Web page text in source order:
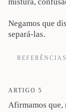
Negamos que
separá-las.
sangue que to
2:9; 1Tm 3:16; 1Pe
ARTIGO 5
Afirmamos que,